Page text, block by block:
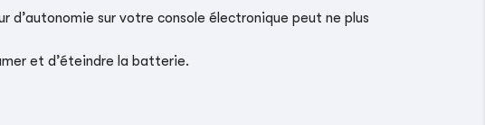
sur votre console électronique peut ne plus
et d’éteindre la batterie.